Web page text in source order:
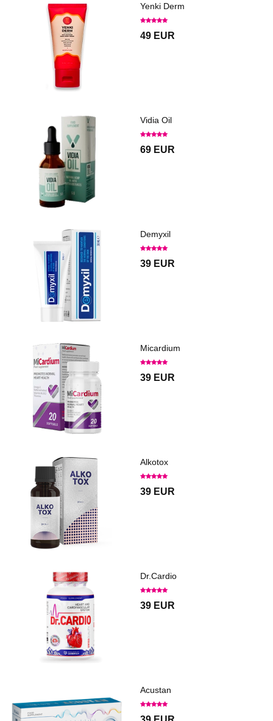
Yenki Derm
49 EUR
Vidia Oil
69 EUR
Demyxil
39 EUR
Micardium
39 EUR
Alkotox
39 EUR
Dr.Cardio
39 EUR
Acustan